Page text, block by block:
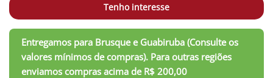
Tenho interesse